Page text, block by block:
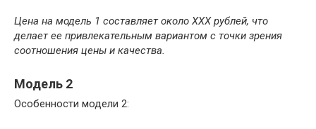
Цена на модель 1 составляет около ХХХ рублей, что
делает ее привлекательным вариантом с точки зрения
соотношения цены и качества.
Модель 2
Особенности модели 2: